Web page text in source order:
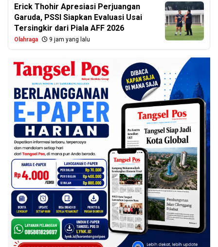
Erick Thohir Apresiasi Perjuangan
Garuda, PSSI Siapkan Evaluasi Usai
Tersingkir dari Piala AFF 2026
Olahraga 9 jam yang lalu